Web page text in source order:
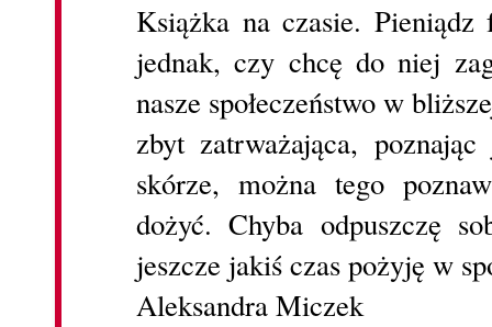
Książka na czasie.
jednak, czy chcę do niej
nasze społeczeństwo w
zbyt zatrważająca,
skórze, można tego
dożyć. Chyba odpuszczę
jeszcze jakiś czas pożyję w
Aleksandra Miczek